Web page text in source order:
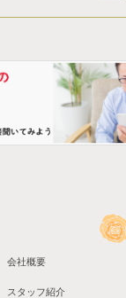
会社概要
スタッフ紹介